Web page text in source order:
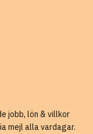
jobb, lön & villkor
mejl alla vardagar.